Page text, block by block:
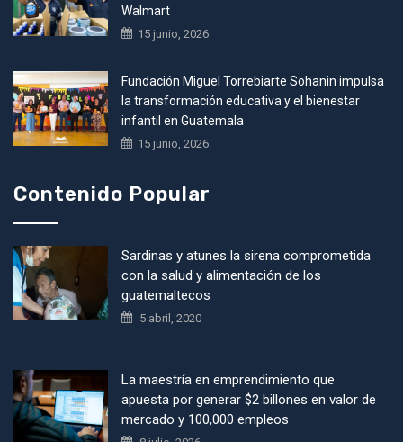
Walmart
15 junio, 2026
Fundación Miguel Torrebiarte Sohanin impulsa
la transformación educativa y el bienestar
infantil en Guatemala
15 junio, 2026
Contenido Popular
Sardinas y atunes la sirena comprometida
con la salud y alimentación de los
guatemaltecos
5 abril, 2020
La maestría en emprendimiento que
apuesta por generar $2 billones en valor de
mercado y 100,000 empleos